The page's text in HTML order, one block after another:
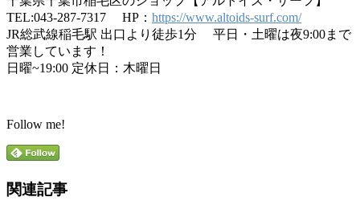
TEL:043-287-7317 HP： https://www.altoids-surf.com/
JR総武線稲毛駅 出口より徒歩1分 平日・土曜は夜9:00まで
営業しています！
日曜~19:00 定休日：木曜日
Follow me!
関連記事